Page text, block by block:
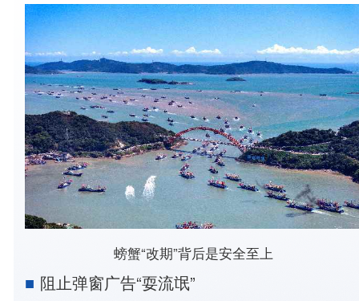
螃蟹“改期”背后是安全至上
阻止弹窗广告“耍流氓”